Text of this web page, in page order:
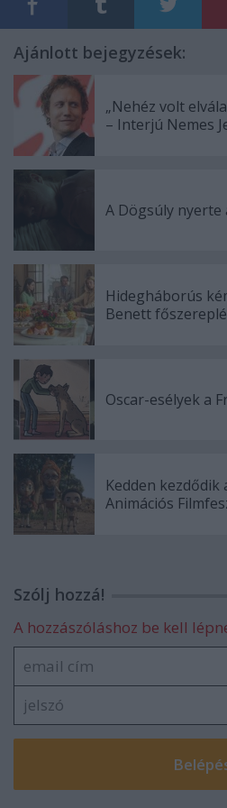
Ajánlott bejegyzések:
„Nehéz volt
– Interjú Nemes
A Dögsúly nyerte
Hidegháborús
Benett
Oscar-esélyek a
Kedden kezdődik
Animációs
Szólj hozzá!
A hozzászóláshoz be kell